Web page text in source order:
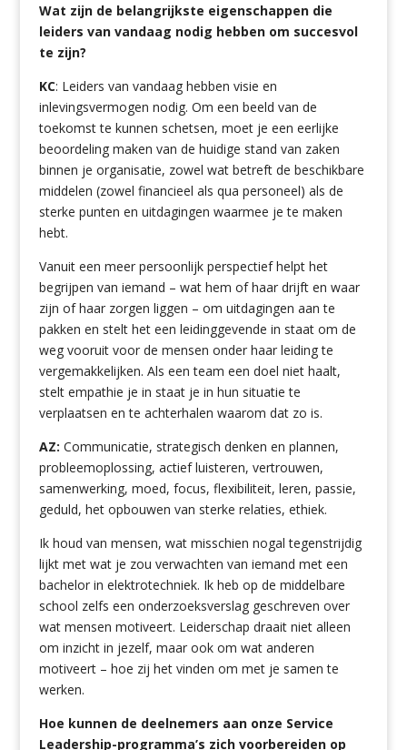
Wat zijn de belangrijkste eigenschappen die
leiders van vandaag nodig hebben om succesvol
te zijn?
KC: Leiders van vandaag hebben visie en
inlevingsvermogen nodig. Om een beeld van de
toekomst te kunnen schetsen, moet je een eerlijke
beoordeling maken van de huidige stand van zaken
binnen je organisatie, zowel wat betreft de beschikbare
middelen (zowel financieel als qua personeel) als de
sterke punten en uitdagingen waarmee je te maken
hebt.
Vanuit een meer persoonlijk perspectief helpt het
begrijpen van iemand – wat hem of haar drijft en waar
zijn of haar zorgen liggen – om uitdagingen aan te
pakken en stelt het een leidinggevende in staat om de
weg vooruit voor de mensen onder haar leiding te
vergemakkelijken. Als een team een doel niet haalt,
stelt empathie je in staat je in hun situatie te
verplaatsen en te achterhalen waarom dat zo is.
AZ: Communicatie, strategisch denken en plannen,
probleemoplossing, actief luisteren, vertrouwen,
samenwerking, moed, focus, flexibiliteit, leren, passie,
geduld, het opbouwen van sterke relaties, ethiek.
Ik houd van mensen, wat misschien nogal tegenstrijdig
lijkt met wat je zou verwachten van iemand met een
bachelor in elektrotechniek. Ik heb op de middelbare
school zelfs een onderzoeksverslag geschreven over
wat mensen motiveert. Leiderschap draait niet alleen
om inzicht in jezelf, maar ook om wat anderen
motiveert – hoe zij het vinden om met je samen te
werken.
Hoe kunnen de deelnemers aan onze Service
Leadership-programma’s zich voorbereiden op